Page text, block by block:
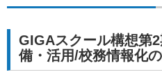
GIGAスクール構想
備・活用/校務情報化